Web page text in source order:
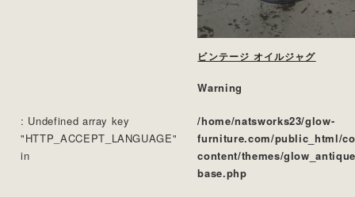
ビンテージ オイルジャグ
Warning
: Undefined array key
"HTTP_ACCEPT_LANGUAGE"
in
/home/natsworks23/glow-
furniture.com/public_html/
content/themes/
base.php